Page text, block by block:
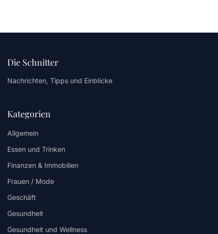
Die Schnitter
Nachrichten, Tipps und Einblicke
Kategorien
Allgemein
Essen und Trinken
Finanzen & Immobilien
Frauen / Mode
Geschäft
Gesundheit
Gesundheit und Wellness